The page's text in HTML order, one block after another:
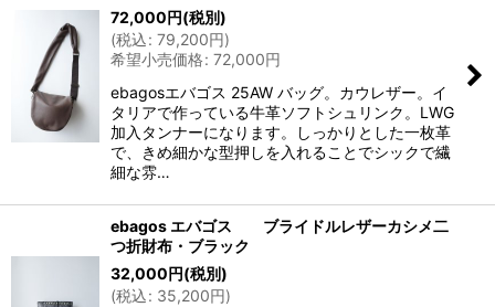
72,000円(税別)
(税込: 79,200円)
希望小売価格: 72,000円
ebagosエバゴス 25AW バッグ。カウレザー。イ
タリアで作っている牛革ソフトシュリンク。LWG
加入タンナーになります。しっかりとした一枚革
で、きめ細かな型押しを入れることでシックで繊
細な雰…
ebagos エバゴス ブライドルレザーカシメ二
つ折財布・ブラック
32,000円(税別)
(税込: 35,200円)